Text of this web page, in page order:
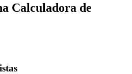
Calculadora de